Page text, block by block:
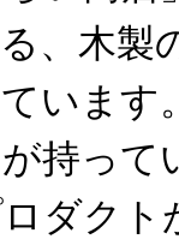
、木製
います
持って
ダク